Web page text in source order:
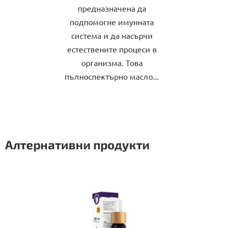
предназначена да
подпомогне имунната
система и да насърчи
естествените процеси в
организма. Това
пълноспектърно масло...
Алтернативни продукти